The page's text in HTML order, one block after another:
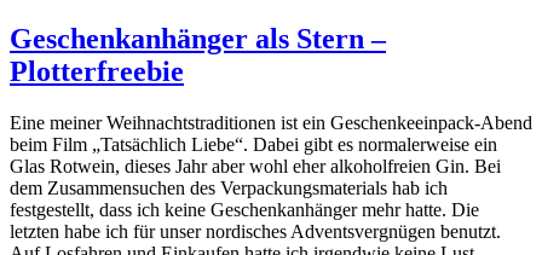
Geschenkanhänger als Stern –
Plotterfreebie
Eine meiner Weihnachtstraditionen ist ein Geschenkeeinpack-Abend
beim Film „Tatsächlich Liebe“. Dabei gibt es normalerweise ein
Glas Rotwein, dieses Jahr aber wohl eher alkoholfreien Gin. Bei
dem Zusammensuchen des Verpackungsmaterials hab ich
festgestellt, dass ich keine Geschenkanhänger mehr hatte. Die
letzten habe ich für unser nordisches Adventsvergnügen benutzt.